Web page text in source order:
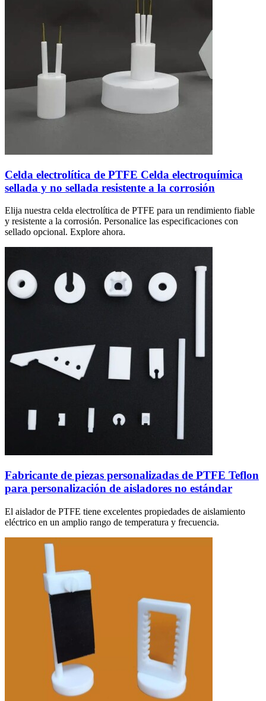
Celda electrolítica de PTFE Celda electroquímica
sellada y no sellada resistente a la corrosión
Elija nuestra celda electrolítica de PTFE para un rendimiento fiable
y resistente a la corrosión. Personalice las especificaciones con
sellado opcional. Explore ahora.
Fabricante de piezas personalizadas de PTFE Teflon
para personalización de aisladores no estándar
El aislador de PTFE tiene excelentes propiedades de aislamiento
eléctrico en un amplio rango de temperatura y frecuencia.